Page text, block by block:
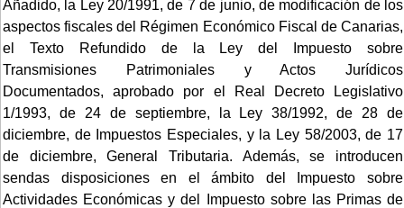
Añadido, la Ley 20/1991, de 7 de junio, de modificación de los
aspectos fiscales del Régimen Económico Fiscal de Canarias,
el Texto Refundido de la Ley del Impuesto sobre
Transmisiones Patrimoniales y Actos Jurídicos
Documentados, aprobado por el Real Decreto Legislativo
1/1993, de 24 de septiembre, la Ley 38/1992, de 28 de
diciembre, de Impuestos Especiales, y la Ley 58/2003, de 17
de diciembre, General Tributaria. Además, se introducen
sendas disposiciones en el ámbito del Impuesto sobre
Actividades Económicas y del Impuesto sobre las Primas de